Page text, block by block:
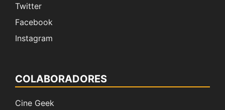
Twitter
Facebook
Instagram
COLABORADORES
Cine Geek